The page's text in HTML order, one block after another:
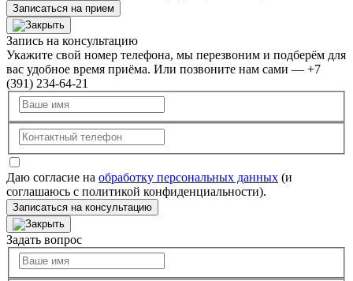
Записаться на прием
Запись на консультацию
Укажите свой номер телефона, мы перезвоним и подберём для
вас удобное время приёма. Или позвоните нам сами — +7
(391) 234-64-21
Даю согласие на обработку персональных данных (и
соглашаюсь с политикой конфиденциальности).
Записаться на консультацию
Задать вопрос